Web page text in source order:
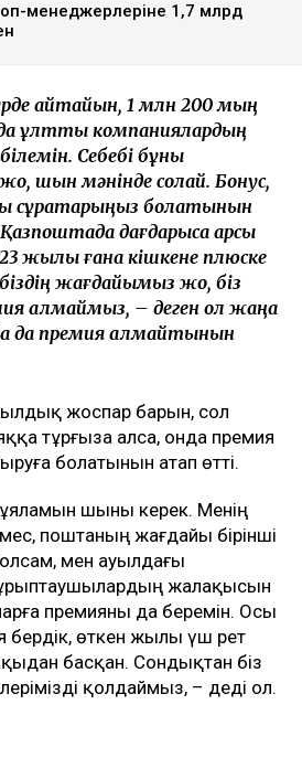
менеджерлеріне 1,7 млрд
айтайын, 1 млн 200 мың
ұлттық компаниялардың
Себебі бұны
шын мәнінде солай. Бонус,
сұрақтарыңыз болатынын
дағдарысқа қарсы
жылы ғана кішкене плюске
жағдайымыз жоқ, біз
алмаймыз, – деген ол жаңа
да премия алмайтынын
жоспар барын, сол
тұрғыза алса, онда премия
болатынын атап өтті.
ұяламын шыны керек. Менің
поштаның жағдайы бірінші
мен ауылдағы
жалақысын
премияны да беремін. Осы
бердік, өткен жылы үш рет
басқан. Сондықтан біз
қолдаймыз, – деді ол.